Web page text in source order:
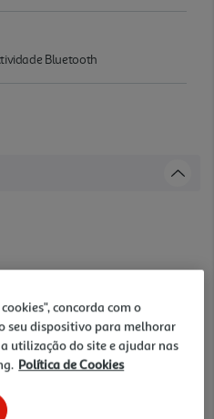
Bluetooth
concorda com o
seu dispositivo para melhorar
utilização do site e ajudar nas
Política de Cookies